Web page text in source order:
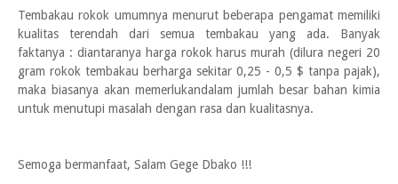
Tembakau rokok umumnya menurut beberapa pengamat memiliki
kualitas terendah dari semua tembakau yang ada. Banyak
faktanya : diantaranya harga rokok harus murah (dilura negeri 20
gram rokok tembakau berharga sekitar 0,25 - 0,5 $ tanpa pajak),
maka biasanya akan memerlukandalam jumlah besar bahan kimia
untuk menutupi masalah dengan rasa dan kualitasnya.
Semoga bermanfaat, Salam Gege Dbako !!!